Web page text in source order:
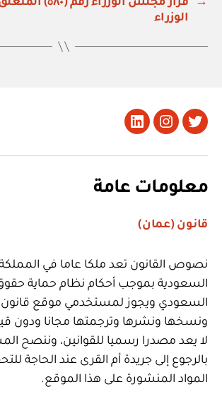
→
قرار مجلس
الوزراء
تويتر Instagram
LinkedIn
معلومات عامة
قانون (عمان)
نصوص القانون تعد ملكا عاما في المملكة
السعودية بموجب أحكام نظام حماية
السعودي ويجوز لمستخدمي موقع قانون
ونسخها ونشرها وترجمتها مجانا ودون
لا يعد مصدرا رسميا للقوانين، وننصح
بالرجوع إلى جريدة أم القرى عند الحاجة
المواد المنشورة على هذا الموقع.